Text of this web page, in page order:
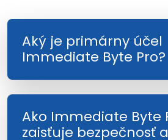
Aký je primárny účel
Immediate Byte Pro?
Ako Immediate Byte
zaisťuje bezpečnosť